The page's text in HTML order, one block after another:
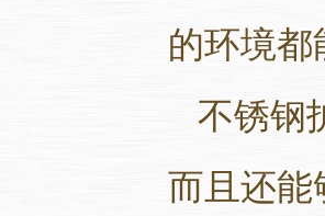
的环境
不锈钢
而且还